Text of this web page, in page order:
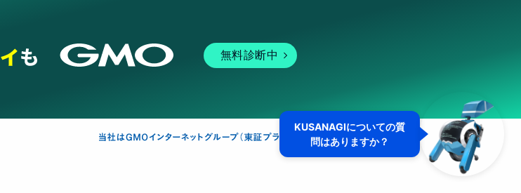
無料診断中
KUSANAGIについての質
問はありますか？